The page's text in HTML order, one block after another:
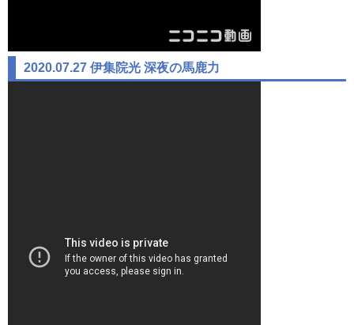
2020.07.27 伊集院光 深夜の馬鹿力